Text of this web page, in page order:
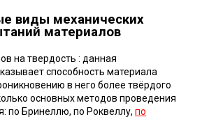
виды механических
материалов
на твердость : данная
способность материала
в него более твёрдого
основных методов проведения
по Бринеллю, по Роквеллу, по